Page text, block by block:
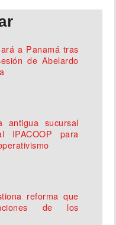
a Panamá tras
de Abelardo
antigua sucursal
IPACOOP para
reforma que
de los